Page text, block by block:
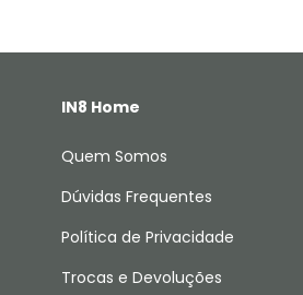
IN8 Home
Quem Somos
Dúvidas Frequentes
Política de Privacidade
Trocas e Devoluções